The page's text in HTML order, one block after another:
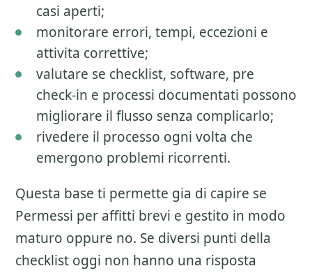
casi aperti;
monitorare errori, tempi, eccezioni e
attivita correttive;
valutare se checklist, software, pre
check-in e processi documentati possono
migliorare il flusso senza complicarlo;
rivedere il processo ogni volta che
emergono problemi ricorrenti.
Questa base ti permette gia di capire se
Permessi per affitti brevi e gestito in modo
maturo oppure no. Se diversi punti della
checklist oggi non hanno una risposta